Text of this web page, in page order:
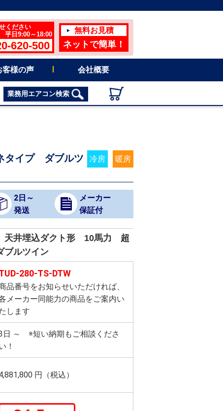
ください
平日9:00～18:00
620-500
無料お見積
ネットで簡単！
客様の声 会社概要
業務用エアコン検索
冷房 暖房
タイプ ダブルツ
2日～
発送
メーカー
保証付
天井埋込ダクト形 10馬力 超
ルツイン
280-TS-DTW
品番号をお知らせいただければ、
メーカー同能力の商品をご案内い
します
日 ～ ※短い納期もご相談くださ
！
円（税込）